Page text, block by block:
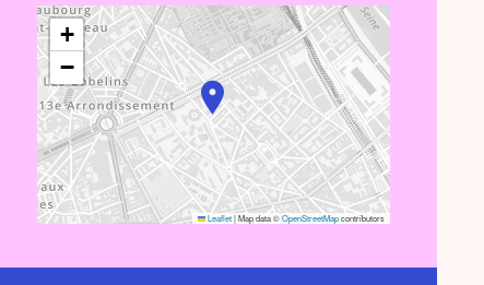
+
−
Leaflet|Map data ©OpenStreetMapcontributors